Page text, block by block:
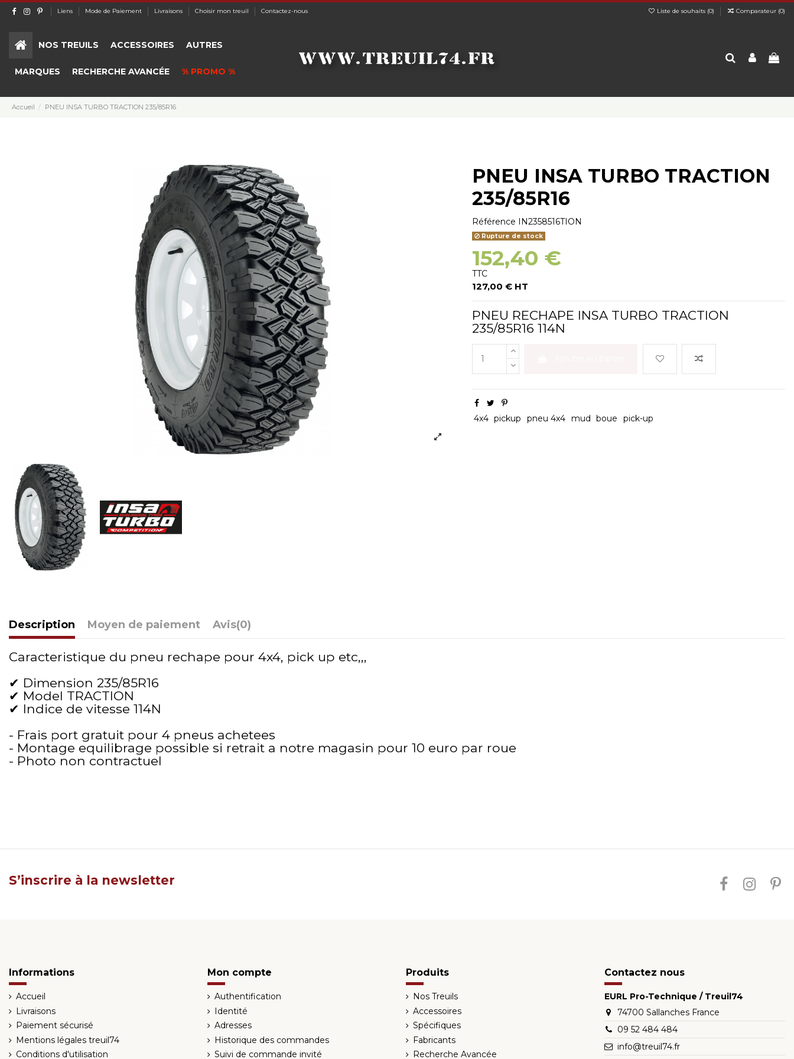
Liens Mode de Paiement Livraisons Choisir mon treuil Contactez-nous Liste de souhaits (0) Comparateur (0)
NOS TREUILS ACCESSOIRES AUTRES
MARQUES RECHERCHE AVANCÉE % PROMO %
Accueil PNEU INSA TURBO TRACTION 235/85R16
PNEU INSA TURBO TRACTION
235/85R16
Référence IN2358516TION
Rupture de stock
152,40 €
TTC
127,00 € HT
PNEU RECHAPE INSA TURBO TRACTION
235/85R16 114N
4x4 pickup pneu 4x4 mud boue pick-up
Description Moyen de paiement Avis(0)
Caracteristique du pneu rechape pour 4x4, pick up etc,,,
✔ Dimension 235/85R16
✔ Model TRACTION
✔ Indice de vitesse 114N
- Frais port gratuit pour 4 pneus achetees
- Montage equilibrage possible si retrait a notre magasin pour 10 euro par roue
- Photo non contractuel
S’inscrire à la newsletter
Informations
Accueil
Livraisons
Paiement sécurisé
Mentions légales treuil74
Conditions d'utilisation
Mon compte
Authentification
Identité
Adresses
Historique des commandes
Suivi de commande invité
Produits
Nos Treuils
Accessoires
Spécifiques
Fabricants
Recherche Avancée
Contactez nous
EURL Pro-Technique / Treuil74
74700 Sallanches France
09 52 484 484
info@treuil74.fr